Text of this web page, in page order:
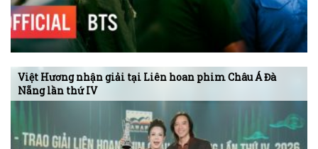
Việt Hương nhận giải tại Liên hoan phim Châu Á Đà
Nẵng lần thứ IV